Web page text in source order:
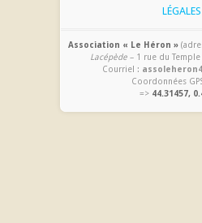
LÉGALES
Association « Le Héron »
Lacépède– 1 rue du Temple
Courriel :
Coordonnées
=> 44.31457,